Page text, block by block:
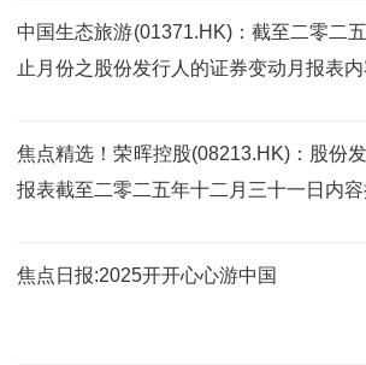
中国生态旅游(01371.HK)：截至二零二
止月份之股份发行人的证券变动月报表
焦点精选！荣晖控股(08213.HK)：股份
报表截至二零二五年十二月三十一日内
焦点日报:2025开开心心游中国